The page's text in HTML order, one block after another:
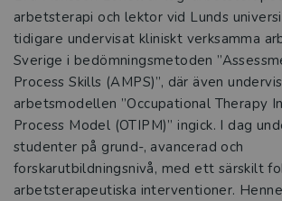
arbetsterapi och lektor vid Lunds
tidigare undervisat kliniskt verksamma
Sverige i bedömningsmetoden
Process Skills (AMPS)”, där även
arbetsmodellen ”Occupational Therapy
Process Model (OTIPM)” ingick. I dag
studenter på grund-, avancerad och
forskarutbildningsnivå, med ett särskilt
arbetsterapeutiska interventioner.